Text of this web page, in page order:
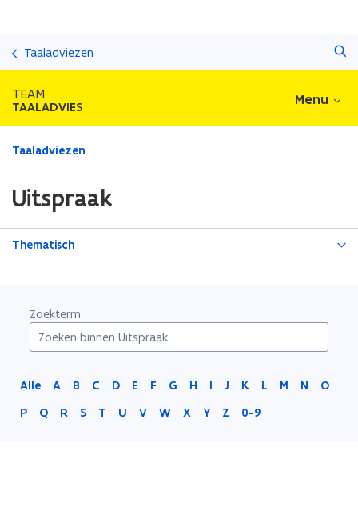
Taaladviezen
TEAM
TAALADVIES Menu
Gedaan
zich
op:
Uitspraak
Taaladviezen
Uitspraak
Thematisch
Zoekterm
Alle A B C D E F G H I J K L M N
O
P
Q R S T U V W X Y Z 0-9